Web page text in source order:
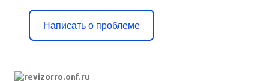
Написать о проблеме